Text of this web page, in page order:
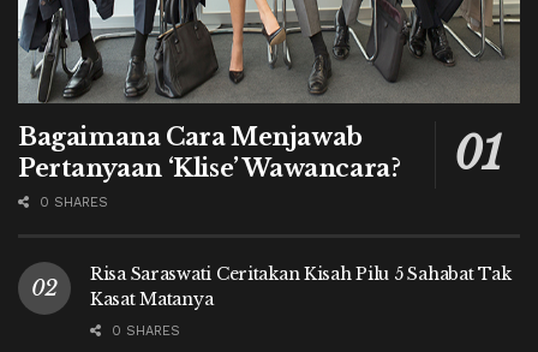
Bagaimana Cara Menjawab
Pertanyaan ‘Klise’ Wawancara?
0 SHARES
Risa Saraswati Ceritakan Kisah Pilu 5 Sahabat Tak
Kasat Matanya
0 SHARES